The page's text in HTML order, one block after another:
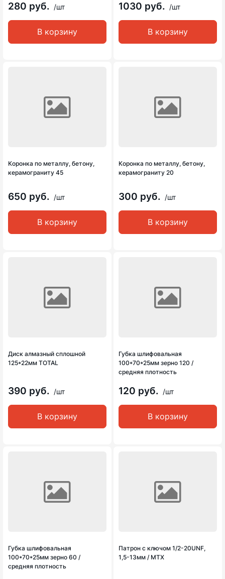
280 руб. /шт
В корзину
1030 руб. /шт
В корзину
Коронка по металлу, бетону,
керамограниту 45
650 руб. /шт
В корзину
Коронка по металлу, бетону,
керамограниту 20
300 руб. /шт
В корзину
Диск алмазный сплошной
125*22мм TOTAL
390 руб. /шт
В корзину
Губка шлифовальная
100*70*25мм зерно 120 /
средняя плотность
120 руб. /шт
В корзину
Губка шлифовальная
100*70*25мм зерно 60 /
средняя плотность
Патрон с ключом 1/2-20UNF,
1,5-13мм / MTX